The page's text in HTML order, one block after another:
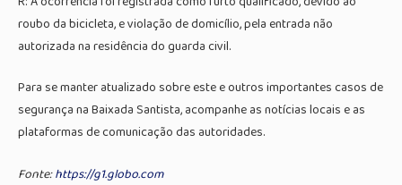
roubo da bicicleta, e violação de domicílio, pela entrada não
autorizada na residência do guarda civil.
Para se manter atualizado sobre este e outros importantes casos de
segurança na Baixada Santista, acompanhe as notícias locais e as
plataformas de comunicação das autoridades.
Fonte:https://g1.globo.com